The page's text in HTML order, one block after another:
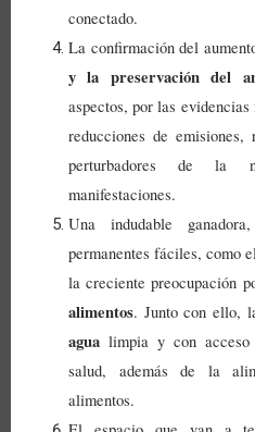
conectado.
La confirmación del
y la preservación del
aspectos, por las
reducciones de
perturbadores de la
manifestaciones.
Una indudable
permanentes fáciles, como
la creciente preocupación
alimentos. Junto con ello,
agua limpia y con acceso
salud, además de la
alimentos.